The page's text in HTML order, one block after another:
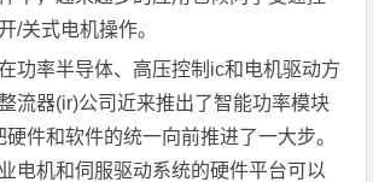
/关式电机操作。
率半导体、高压控制ic和电机驱动方
流器(ir)公司近来推出了智能功率模块
件和软件的统一向前推进了一大步。
电机和伺服驱动系统的硬件平台可以